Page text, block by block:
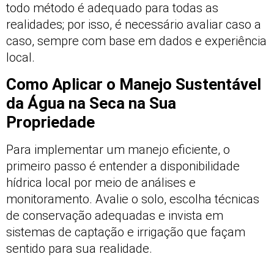
todo método é adequado para todas as
realidades; por isso, é necessário avaliar caso a
caso, sempre com base em dados e experiência
local.
Como Aplicar o Manejo Sustentável
da Água na Seca na Sua
Propriedade
Para implementar um manejo eficiente, o
primeiro passo é entender a disponibilidade
hídrica local por meio de análises e
monitoramento. Avalie o solo, escolha técnicas
de conservação adequadas e invista em
sistemas de captação e irrigação que façam
sentido para sua realidade.